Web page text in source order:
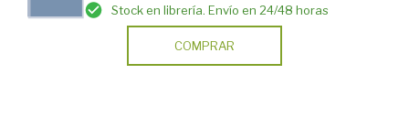
Stock en librería. Envío en 24/48 horas
COMPRAR